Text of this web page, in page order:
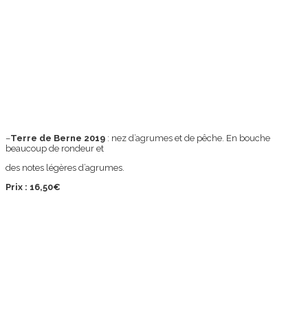
–Terre de Berne 2019 : nez d’agrumes et de pêche. En bouche
beaucoup de rondeur et
des notes légères d’agrumes.
Prix : 16,50€